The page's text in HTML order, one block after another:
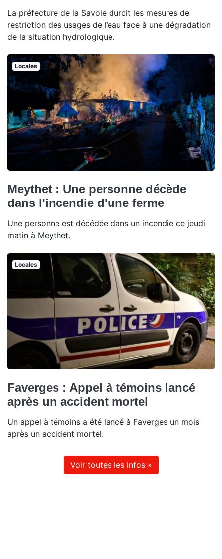
La préfecture de la Savoie durcit les mesures de
restriction des usages de l’eau face à une dégradation
de la situation hydrologique.
Locales
Meythet : Une personne décède
dans l'incendie d'une ferme
Une personne est décédée dans un incendie ce jeudi
matin à Meythet.
Locales
Faverges : Appel à témoins lancé
après un accident mortel
Un appel à témoins a été lancé à Faverges un mois
après un accident mortel.
Voir toutes les infos »